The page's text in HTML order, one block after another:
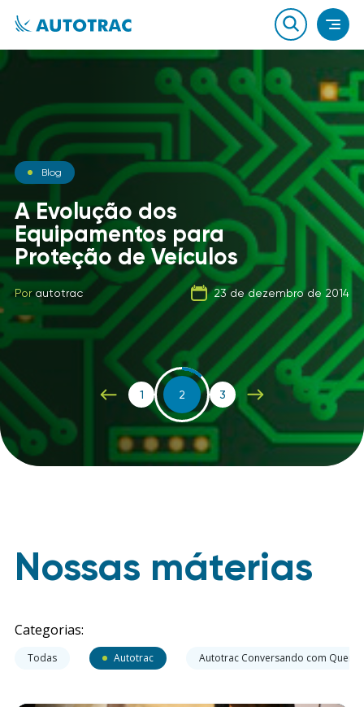
Notícias
O que você sabe sobre o
combustível que a sua
frota usa?
Porautotrac 21 de setembro de 2019
Blog
A Evolução dos
Equipamentos para
Proteção de Veículos
Porautotrac 23 de dezembro de 2014
Carga Fracionada
Porautotrac 06 de fevereiro de 2020
1 2 3
Nossas máterias
Categorias:
Todas Autotrac Autotrac Conversando com Quem